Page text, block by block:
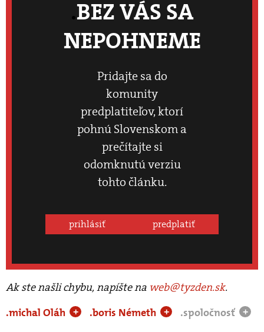
BEZ VÁS SA
NEPOHNEME
Pridajte sa do
komunity
predplatiteľov, ktorí
pohnú Slovenskom a
prečítajte si
odomknutú verziu
tohto článku.
prihlásiť predplatiť
Ak ste našli chybu, napíšte na web@tyzden.sk.
.michal Oláh
+ .boris Németh + .spoločnosť +